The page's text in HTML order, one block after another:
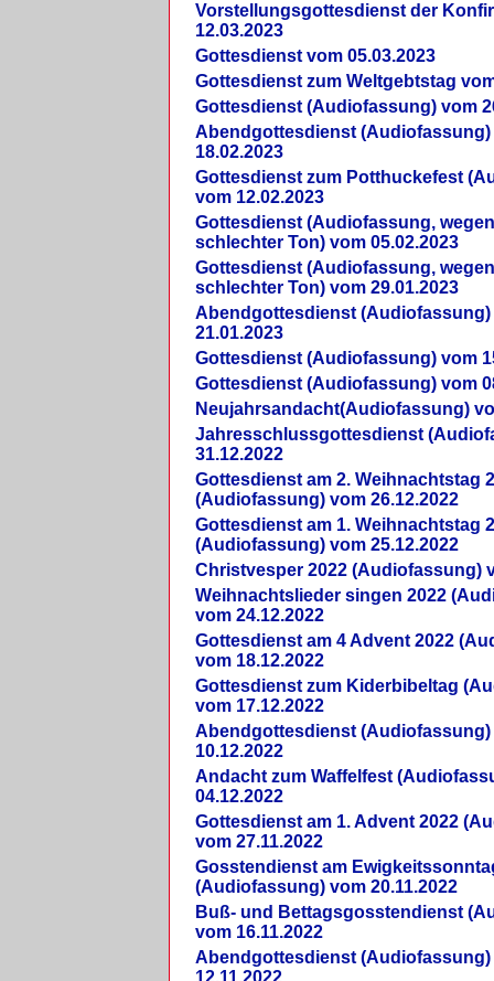
Vorstellungsgottesdienst der
12.03.2023
Gottesdienst vom 05.03.2023
Gottesdienst zum Weltgebtstag
Gottesdienst (Audiofassung) vom
Abendgottesdienst (Audiofassung)
18.02.2023
Gottesdienst zum Potthuckefest
vom 12.02.2023
Gottesdienst (Audiofassung,
schlechter Ton) vom 05.02.2023
Gottesdienst (Audiofassung,
schlechter Ton) vom 29.01.2023
Abendgottesdienst (Audiofassung)
21.01.2023
Gottesdienst (Audiofassung) vom
Gottesdienst (Audiofassung) vom
Neujahrsandacht(Audiofassung)
Jahresschlussgottesdienst
31.12.2022
Gottesdienst am 2. Weihnachtstag
(Audiofassung) vom 26.12.2022
Gottesdienst am 1. Weihnachtstag
(Audiofassung) vom 25.12.2022
Christvesper 2022 (Audiofassung)
Weihnachtslieder singen 2022
vom 24.12.2022
Gottesdienst am 4 Advent 2022
vom 18.12.2022
Gottesdienst zum Kiderbibeltag
vom 17.12.2022
Abendgottesdienst (Audiofassung)
10.12.2022
Andacht zum Waffelfest
04.12.2022
Gottesdienst am 1. Advent 2022
vom 27.11.2022
Gosstendienst am
(Audiofassung) vom 20.11.2022
Buß- und Bettagsgosstendienst
vom 16.11.2022
Abendgottesdienst (Audiofassung)